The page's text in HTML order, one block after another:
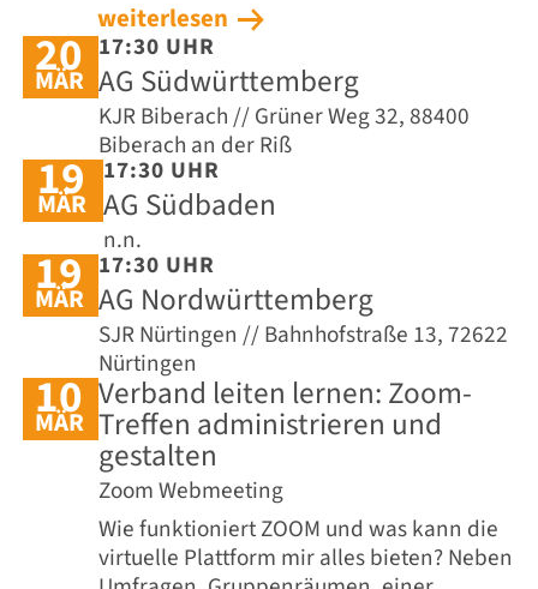
weiterlesen
20
MÄR
17:30 UHR
AG Südwürttemberg
KJR Biberach // Grüner Weg 32, 88400
Biberach an der Riß
19
MÄR
17:30 UHR
AG Südbaden
n.n.
19
MÄR
17:30 UHR
AG Nordwürttemberg
SJR Nürtingen // Bahnhofstraße 13, 72622
Nürtingen
10
MÄR
Verband leiten lernen: Zoom-
Treffen administrieren und
gestalten
Zoom Webmeeting
Wie funktioniert ZOOM und was kann die
virtuelle Plattform mir alles bieten? Neben